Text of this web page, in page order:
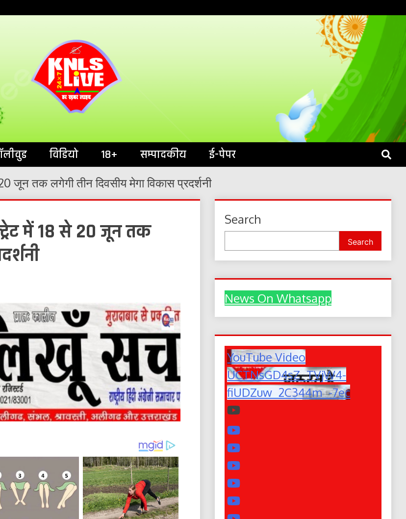
KNLS LIVE
विडियो 18+ सम्पादकीय ई-पेपर
जून तक लगेगी तीन दिवसीय मेगा विकास प्रदर्शनी
में 18 से 20 जून तक
Search
Search
News On Whatsapp
YouTube Video
UCTNsGD4sZ_TVjW4-
fiUDZuw_2C344m_-7ec